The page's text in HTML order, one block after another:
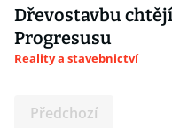
Dřevostavbu
Progresusu
Reality a stavebnictví
Předchozí